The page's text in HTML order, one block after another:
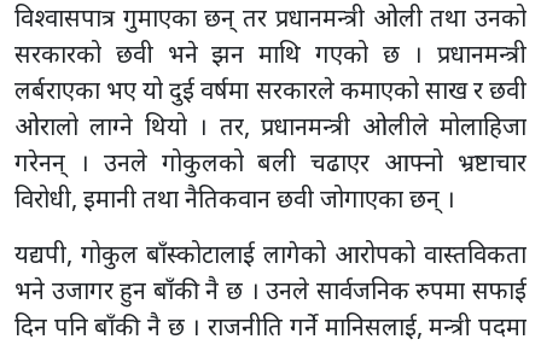
विश्वासपात्र गुमाएका छन् तर प्रधानमन्त्री ओली तथा उनको
सरकारको छवी भने झन माथि गएको छ । प्रधानमन्त्री
लर्बराएका भए यो दुई वर्षमा सरकारले कमाएको साख र छवी
ओरालो लाग्ने थियो । तर, प्रधानमन्त्री ओलीले मोलाहिजा
गरेनन् । उनले गोकुलको बली चढाएर आफ्नो भ्रष्टाचार
विरोधी, इमानी तथा नैतिकवान छवी जोगाएका छन् ।
यद्यपी, गोकुल बाँस्कोटालाई लागेको आरोपको वास्तविकता
भने उजागर हुन बाँकी नै छ । उनले सार्वजनिक रुपमा सफाई
दिन पनि बाँकी नै छ । राजनीति गर्ने मानिसलाई, मन्त्री पदमा